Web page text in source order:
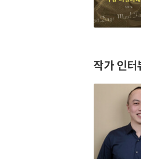
작가 인터